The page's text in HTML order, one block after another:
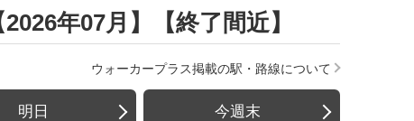
年07月】【終了間近】
ウォーカープラス掲載の駅・路線について
明日 今週末